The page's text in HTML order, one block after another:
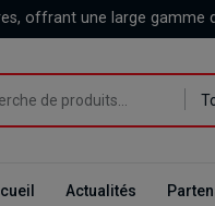
offrant une large gamme
Actualités